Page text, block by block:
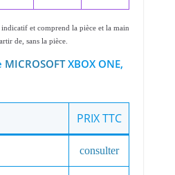
et comprend la pièce et la main
de, sans la pièce.
MICROSOFTXBOX ONE,
PRIX TTC
consulter